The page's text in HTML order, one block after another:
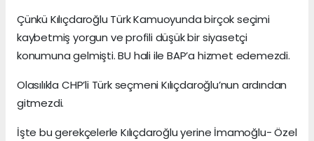
Çünkü Kılıçdaroğlu Türk Kamuoyunda birçok seçimi
kaybetmiş yorgun ve profili düşük bir siyasetçi
konumuna gelmişti. BU hali ile BAP’a hizmet edemezdi.
Olasılıkla CHP’li Türk seçmeni Kılıçdaroğlu’nun ardından
gitmezdi.
İşte bu gerekçelerle Kılıçdaroğlu yerine İmamoğlu- Özel